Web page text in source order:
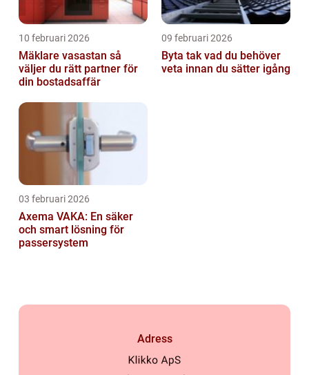
10 februari 2026
Mäklare vasastan så
väljer du rätt partner för
din bostadsaffär
09 februari 2026
Byta tak vad du behöver
veta innan du sätter igång
03 februari 2026
Axema VAKA: En säker
och smart lösning för
passersystem
Adress